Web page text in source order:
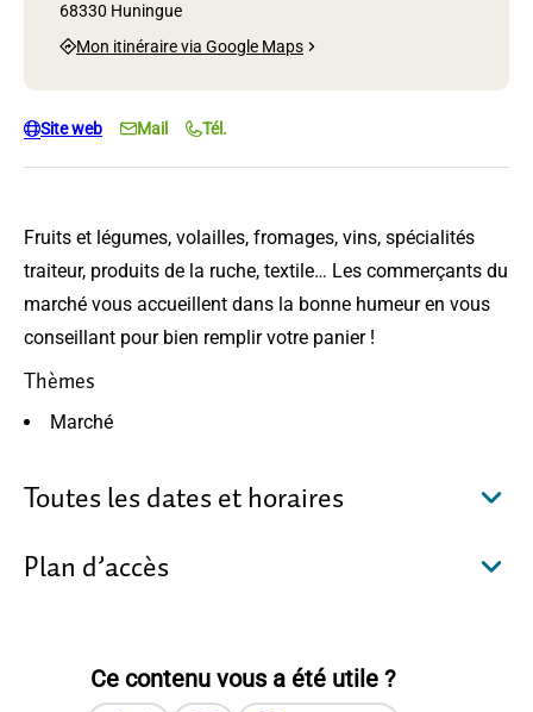
Fruits et légumes, volailles, fromages, vins, spécialités
traiteur, produits de la ruche, textile… Les commerçants du
marché vous accueillent dans la bonne humeur en vous
conseillant pour bien remplir votre panier !
Thèmes
Marché
Toutes les dates et horaires
Plan d’accès
68330 Huningue
Mon itinéraire via Google Maps
Site web Mail Tél.
Ce contenu vous a été utile ?